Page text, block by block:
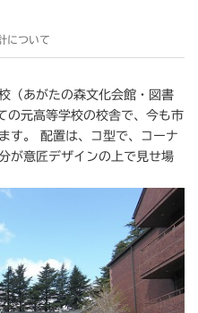
について
（あがたの森文化会館・図書
の元高等学校の校舎で、今も市
す。 配置は、コ型で、コーナ
が意匠デザインの上で見せ場